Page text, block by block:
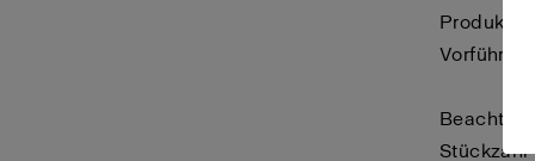
Produkt
Beachten
Stückzahl